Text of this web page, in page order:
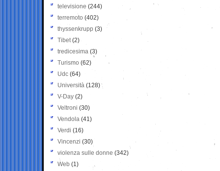
televisione(244)
terremoto (402)
thyssenkrupp (3)
Tibet(2)
tredicesima (3)
Turismo (62)
Udc (64)
Università (128)
V-Day (2)
Veltroni (30)
Vendola (41)
Verdi (16)
Vincenzi (30)
violenza sulle donne (342)
Web (1)